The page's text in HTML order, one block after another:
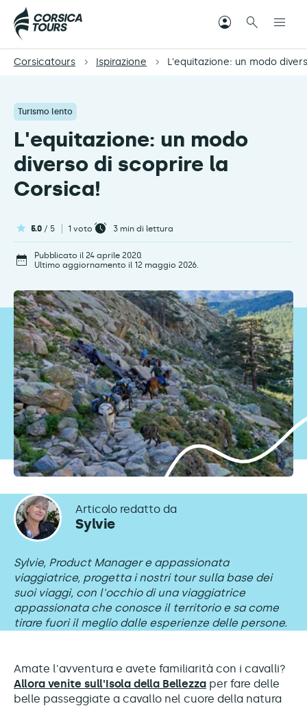
Corsicatours Ispirazione L'equitazione: un modo
Turismo lento
L'equitazione: un modo
diverso di scoprire la
Corsica!
5.0 / 5 1 voto 3 min di lettura
Pubblicato il 24 aprile 2020.
Ultimo aggiornamento il 12 maggio 2026.
Articolo redatto da
Sylvie
Sylvie, Product Manager e appassionata
viaggiatrice, progetta i nostri tour sulla base dei
suoi viaggi, con l'occhio di una viaggiatrice
appassionata che conosce il territorio e sa come
tirare fuori il meglio dalle esperienze delle persone.
Amate l'avventura e avete familiarità con i cavalli?
Allora venite sull'Isola della Bellezza per fare delle
belle passeggiate a cavallo nel cuore della natura